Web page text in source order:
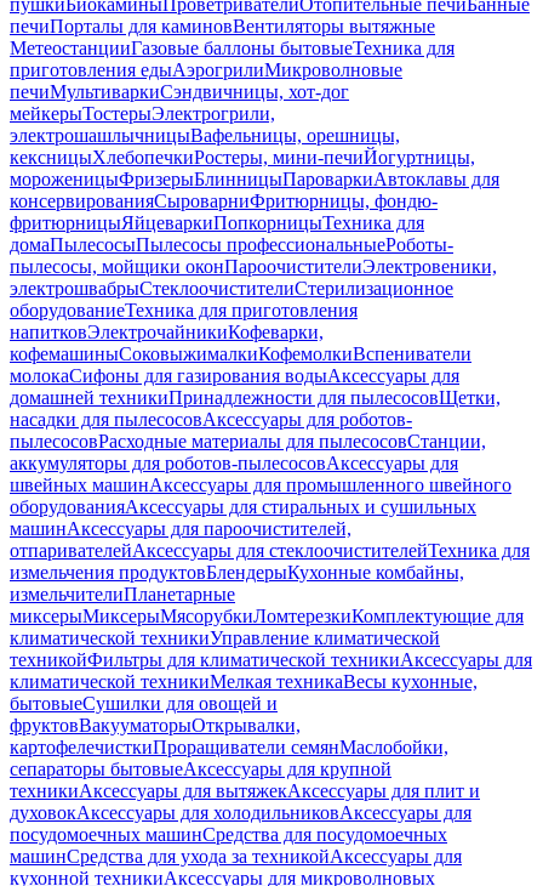
пушкиБиокаминыПроветривателиОтопительные печиБанные
печиПорталы для каминовВентиляторы вытяжные
МетеостанцииГазовые баллоны бытовыеТехника для
приготовления едыАэрогрилиМикроволновые
печиМультиваркиСэндвичницы, хот-дог
мейкерыТостерыЭлектрогрили,
электрошашлычницыВафельницы, орешницы,
кексницыХлебопечкиРостеры, мини-печиЙогуртницы,
мороженицыФризерыБлинницыПароваркиАвтоклавы для
консервированияСыроварниФритюрницы, фондю-
фритюрницыЯйцеваркиПопкорницыТехника для
домаПылесосыПылесосы профессиональныеРоботы-
пылесосы, мойщики оконПароочистителиЭлектровеники,
электрошвабрыСтеклоочистителиСтерилизационное
оборудованиеТехника для приготовления
напитковЭлектрочайникиКофеварки,
кофемашиныСоковыжималкиКофемолкиВспениватели
молокаСифоны для газирования водыАксессуары для
домашней техникиПринадлежности для пылесосовЩетки,
насадки для пылесосовАксессуары для роботов-
пылесосовРасходные материалы для пылесосовСтанции,
аккумуляторы для роботов-пылесосовАксессуары для
швейных машинАксессуары для промышленного швейного
оборудованияАксессуары для стиральных и сушильных
машинАксессуары для пароочистителей,
отпаривателейАксессуары для стеклоочистителейТехника для
измельчения продуктовБлендерыКухонные комбайны,
измельчителиПланетарные
миксерыМиксерыМясорубкиЛомтерезкиКомплектующие для
климатической техникиУправление климатической
техникойФильтры для климатической техникиАксессуары для
климатической техникиМелкая техникаВесы кухонные,
бытовыеСушилки для овощей и
фруктовВакууматорыОткрывалки,
картофелечисткиПроращиватели семянМаслобойки,
сепараторы бытовыеАксессуары для крупной
техникиАксессуары для вытяжекАксессуары для плит и
духовокАксессуары для холодильниковАксессуары для
посудомоечных машинСредства для посудомоечных
машинСредства для ухода за техникойАксессуары для
кухонной техникиАксессуары для микроволновых